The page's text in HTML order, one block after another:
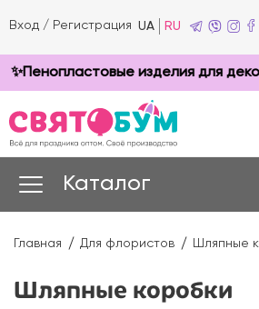
Вход / Регистрация UA RU
изделия для декора,
Каталог
Главная Для флористов Шляпные
Шляпные коробки